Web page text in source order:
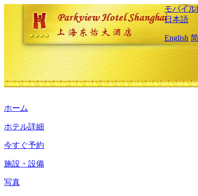
モバイル
日本語
English
ホーム
ホテル詳細
今すぐ予約
施設・設備
写真